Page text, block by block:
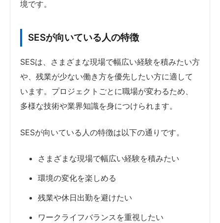
境です。
SESが向いている人の特徴
SESは、さまざまな現場で幅広い経験を積みたい方
や、残業が少ない働き方を優先したい方に適して
います。プロジェクトごとに職場が変わるため、
多様な技術や業界知識を身につけられます。
SESが向いている人の特徴は以下の通りです。
さまざまな現場で幅広い経験を積みたい
環境の変化を楽しめる
残業や休日出勤を避けたい
ワークライフバランスを重視したい